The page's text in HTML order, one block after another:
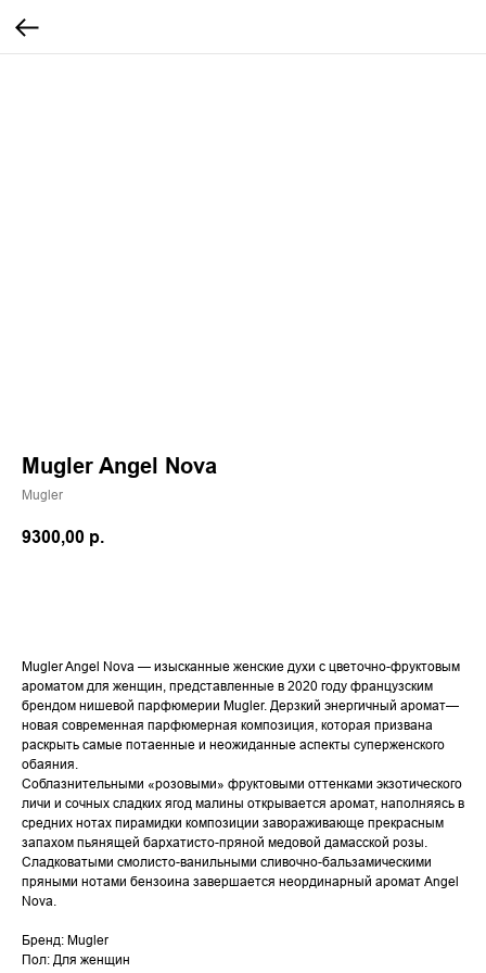
Mugler Angel Nova
Mugler
9300,00 р.
Mugler Angel Nova — изысканные женские духи с цветочно-фруктовым
ароматом для женщин, представленные в 2020 году французским
брендом нишевой парфюмерии Mugler. Дерзкий энергичный аромат—
новая современная парфюмерная композиция, которая призвана
раскрыть самые потаенные и неожиданные аспекты суперженского
обаяния.
Соблазнительными «розовыми» фруктовыми оттенками экзотического
личи и сочных сладких ягод малины открывается аромат, наполняясь в
средних нотах пирамидки композиции завораживающе прекрасным
запахом пьянящей бархатисто-пряной медовой дамасской розы.
Сладковатыми смолисто-ванильными сливочно-бальзамическими
пряными нотами бензоина завершается неординарный аромат Angel
Nova.
Бренд: Mugler
Пол: Для женщин